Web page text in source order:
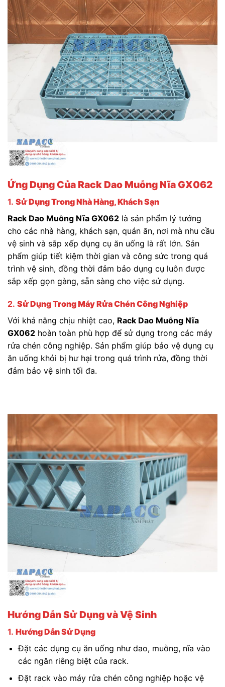
Ứng Dụng Của Rack Dao Muỗng Nĩa GX062
1. Sử Dụng Trong Nhà Hàng, Khách Sạn
Rack Dao Muỗng Nĩa GX062 là sản phẩm lý tưởng
cho các nhà hàng, khách sạn, quán ăn, nơi mà nhu cầu
vệ sinh và sắp xếp dụng cụ ăn uống là rất lớn. Sản
phẩm giúp tiết kiệm thời gian và công sức trong quá
trình vệ sinh, đồng thời đảm bảo dụng cụ luôn được
sắp xếp gọn gàng, sẵn sàng cho việc sử dụng.
2. Sử Dụng Trong Máy Rửa Chén Công Nghiệp
Với khả năng chịu nhiệt cao, Rack Dao Muỗng Nĩa
GX062 hoàn toàn phù hợp để sử dụng trong các máy
rửa chén công nghiệp. Sản phẩm giúp bảo vệ dụng cụ
ăn uống khỏi bị hư hại trong quá trình rửa, đồng thời
đảm bảo vệ sinh tối đa.
Hướng Dẫn Sử Dụng và Vệ Sinh
1. Hướng Dẫn Sử Dụng
Đặt các dụng cụ ăn uống như dao, muỗng, nĩa vào
các ngăn riêng biệt của rack.
Đặt rack vào máy rửa chén công nghiệp hoặc vệ